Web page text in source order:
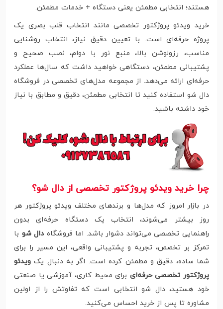
هستند؛ انتخابی مطمئن یعنی دستگاه + خدمات مطمئن.
خرید ویدئو پروژکتور تخصصی مانند انتخاب قلب بصری یک
پروژه حرفه‌ای است. با تعیین دقیق نیاز، انتخاب روشنایی
مناسب، رزولوشن بالا، منبع نور با دوام، نصب صحیح و
پشتیبانی مطمئن، دستگاهی خواهید داشت که سال‌ها عملکرد
حرفه‌ای ارائه می‌دهد. از مجموعه مدل‌های تخصصی در فروشگاه
دال شو استفاده کنید تا انتخابی مطمئن، دقیق و مطابق با نیاز
خود داشته باشید.
چرا خرید ویدئو پروژکتور تخصصی از دال شو؟
در بازار امروز که مدل‌ها و برندهای مختلف ویدئو پروژکتور هر
روز بیشتر می‌شوند، انتخاب یک دستگاه حرفه‌ای بدون
راهنمایی تخصصی می‌تواند دشوار باشد. اما فروشگاهدال شو با
تمرکز بر تخصص، تجربه و پشتیبانی واقعی، این مسیر را برای
شما ساده، دقیق و مطمئن کرده است. اگر به دنبال یک ویدئو
پروژکتور تخصصی حرفه‌ای برای محیط کاری، آموزشی یا صنعتی
خود هستید، دال شو انتخابی است که تفاوتش را از اولین
مشاوره تا پس از خرید احساس می‌کنید.